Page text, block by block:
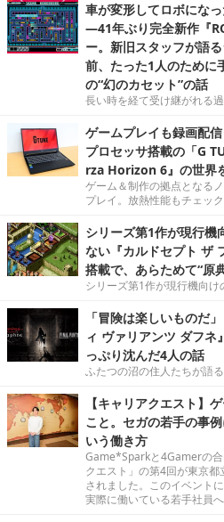
車が変形してロボにな
―41年ぶり完全新作『
ー。新旧スタッフが語
前、たった1人のために
の“幻のカセット”の話
長い時を経て受け継がれる
ゲームプレイも録画配
プロセッサ搭載の「G
rza Horizon 6』の世界
ゲーム＆制作の拠点となる
プレイ。放熱性能もチェッ
シリーズ第1作が現行機
ない『カルドセプト ザ
搭載で、あらためて“原
シリーズ第1作が現行機向け
「冒険は楽しいものだ
ィ ヴァリアンツ ダフ
っぷり沈んだ4人の話
ふたつの沼の住人たちが語る
【キャリアクエスト】
こと。セガの若手の事
いう働き方
Game*Sparkと4Gamerの
クエスト」の第4回が東京
されました。このイベント
実際に働いている若手社員